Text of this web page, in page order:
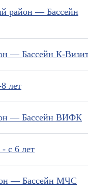
район — Бассейн
— Бассейн К-
лет
— Бассейн ВИФК
с 6 лет
— Бассейн МЧС